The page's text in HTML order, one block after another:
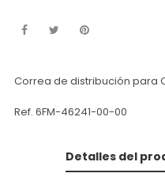
Correa de distribución para
Ref. 6FM-46241-00-00
Detalles del